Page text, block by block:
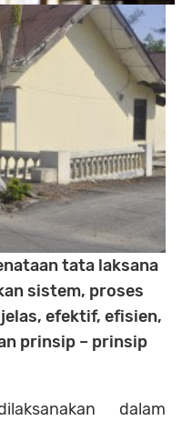
tata laksana
sistem, proses
efektif, efisien,
prinsip – prinsip
dalam